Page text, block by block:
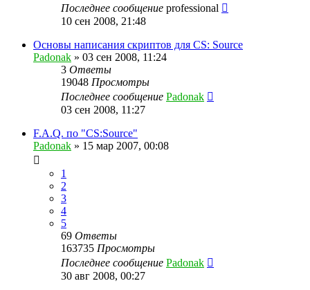
Последнее сообщение professional
10 сен 2008, 21:48
Основы написания скриптов для CS: Source
Padonak » 03 сен 2008, 11:24
3 Ответы
19048 Просмотры
Последнее сообщение Padonak
03 сен 2008, 11:27
F.A.Q. по "CS:Source"
Padonak » 15 мар 2007, 00:08
1
2
3
4
5
69 Ответы
163735 Просмотры
Последнее сообщение Padonak
30 авг 2008, 00:27